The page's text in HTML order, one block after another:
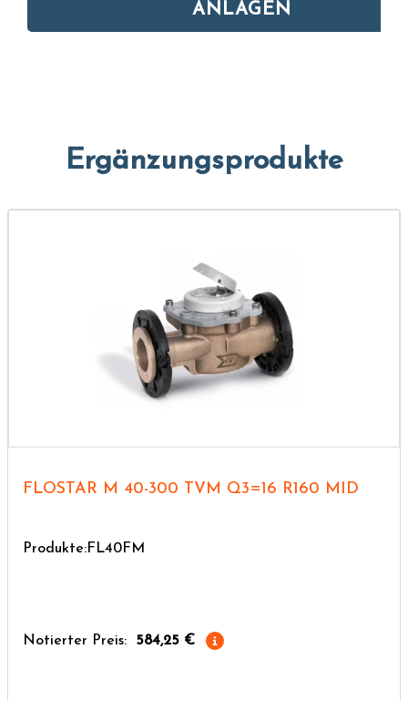
ANLAGEN
Ergänzungsprodukte
FLOSTAR M 40-300 TVM Q3=16 R160 MID
Produkte:FL40FM
Notierter Preis: 584,25 €